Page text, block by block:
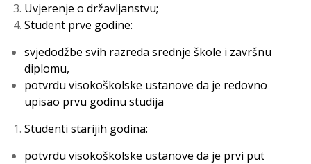
Uvjerenje o državljanstvu;
Student prve godine:
svjedodžbe svih razreda srednje škole i završnu
diplomu,
potvrdu visokoškolske ustanove da je redovno
upisao prvu godinu studija
Studenti starijih godina:
potvrdu visokoškolske ustanove da je prvi put